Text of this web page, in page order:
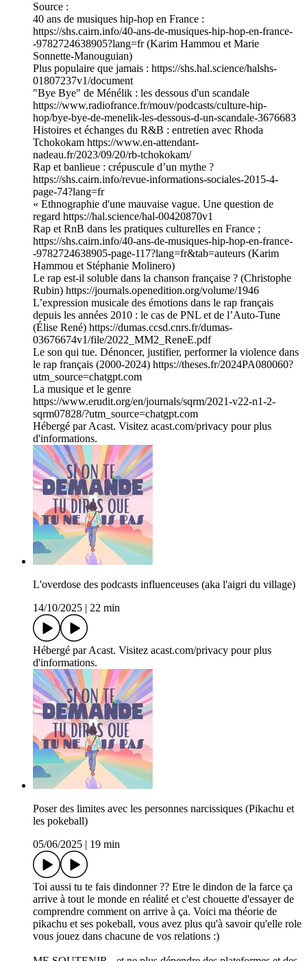
Source :
40 ans de musiques hip-hop en France :
https://shs.cairn.info/40-ans-de-musiques-hip-hop-en-france-
-9782724638905?lang=fr (Karim Hammou et Marie
Sonnette-Manouguian)
Plus populaire que jamais : https://shs.hal.science/halshs-
01807237v1/document
"Bye Bye" de Ménélik : les dessous d'un scandale
https://www.radiofrance.fr/mouv/podcasts/culture-hip-
hop/bye-bye-de-menelik-les-dessous-d-un-scandale-3676683
Histoires et échanges du R&B : entretien avec Rhoda
Tchokokam https://www.en-attendant-
nadeau.fr/2023/09/20/rb-tchokokam/
Rap et banlieue : crépuscule d’un mythe ?
https://shs.cairn.info/revue-informations-sociales-2015-4-
page-74?lang=fr
« Ethnographie d'une mauvaise vague. Une question de
regard https://hal.science/hal-00420870v1
Rap et RnB dans les pratiques culturelles en France ;
https://shs.cairn.info/40-ans-de-musiques-hip-hop-en-france-
-9782724638905-page-117?lang=fr&tab=auteurs (Karim
Hammou et Stéphanie Molinero)
Le rap est-il soluble dans la chanson française ? (Christophe
Rubin) https://journals.openedition.org/volume/1946
L’expression musicale des émotions dans le rap français
depuis les années 2010 : le cas de PNL et de l’Auto-Tune
(Élise René) https://dumas.ccsd.cnrs.fr/dumas-
03676674v1/file/2022_MM2_ReneE.pdf
Le son qui tue. Dénoncer, justifier, performer la violence dans
le rap français (2000-2024) https://theses.fr/2024PA080060?
utm_source=chatgpt.com
La musique et le genre
https://www.erudit.org/en/journals/sqrm/2021-v22-n1-2-
sqrm07828/?utm_source=chatgpt.com
Hébergé par Acast. Visitez acast.com/privacy pour plus
d'informations.
L'overdose des podcasts influenceuses (aka l'aigri du village)
14/10/2025
22 min
Hébergé par Acast. Visitez acast.com/privacy pour plus
d'informations.
Poser des limites avec les personnes narcissiques (Pikachu et
les pokeball)
05/06/2025
19 min
Toi aussi tu te fais dindonner ?? Etre le dindon de la farce ça
arrive à tout le monde en réalité et c'est chouette d'essayer de
comprendre comment on arrive à ça. Voici ma théorie de
pikachu et ses pokeball, vous avez plus qu'à savoir qu'elle role
vous jouez dans chacune de vos relations :)